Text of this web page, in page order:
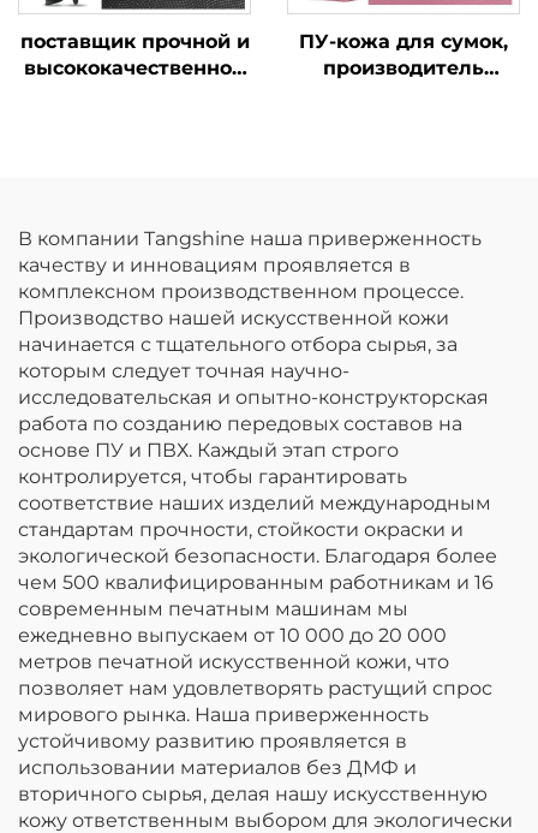
поставщик прочной и
высококачественной
ПУ-кожа для сумок,
производитель
В компании Tangshine наша приверженность
качеству и инновациям проявляется в
комплексном производственном процессе.
Производство нашей искусственной кожи
начинается с тщательного отбора сырья, за
которым следует точная научно-
исследовательская и опытно-конструкторская
работа по созданию передовых составов на
основе ПУ и ПВХ. Каждый этап строго
контролируется, чтобы гарантировать
соответствие наших изделий международным
стандартам прочности, стойкости окраски и
экологической безопасности. Благодаря более
чем 500 квалифицированным работникам и 16
современным печатным машинам мы
ежедневно выпускаем от 10 000 до 20 000
метров печатной искусственной кожи, что
позволяет нам удовлетворять растущий спрос
мирового рынка. Наша приверженность
устойчивому развитию проявляется в
использовании материалов без ДМФ и
вторичного сырья, делая нашу искусственную
кожу ответственным выбором для экологически